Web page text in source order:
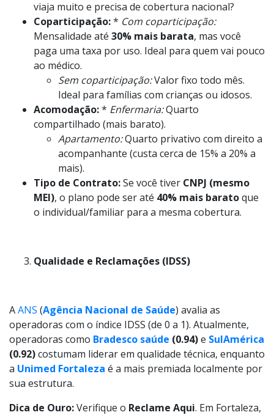
viaja muito e precisa de cobertura nacional?
Coparticipação:* Com coparticipação:
Mensalidade até 30% mais barata, mas você
paga uma taxa por uso. Ideal para quem vai pouco
ao médico.
Sem coparticipação:Valor fixo todo mês.
Ideal para famílias com crianças ou idosos.
Acomodação:* Enfermaria:Quarto
compartilhado (mais barato).
Apartamento:Quarto privativo com direito a
acompanhante (custa cerca de 15% a 20% a
mais).
Tipo de Contrato:Se você tiver CNPJ (mesmo
MEI), o plano pode ser até 40% mais baratoque
o individual/familiar para a mesma cobertura.
Qualidade e Reclamações (IDSS)
AANS (Agência Nacional de Saúde) avalia as
operadoras com o índice IDSS (de 0 a 1). Atualmente,
operadoras como Bradesco saúde (0.94)e SulAmérica
(0.92)costumam liderar em qualidade técnica, enquanto
a Unimed Fortaleza é a mais premiada localmente por
sua estrutura.
Dica de Ouro:Verifique o Reclame Aqui. Em Fortaleza,